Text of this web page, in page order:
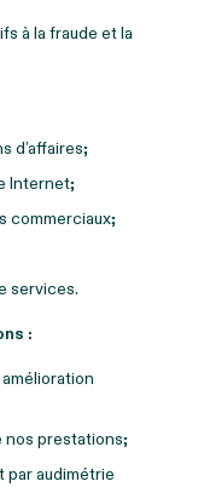
à la fraude et la
d’affaires;
Internet;
commerciaux;
services.
:
nos prestations;
audimétrie